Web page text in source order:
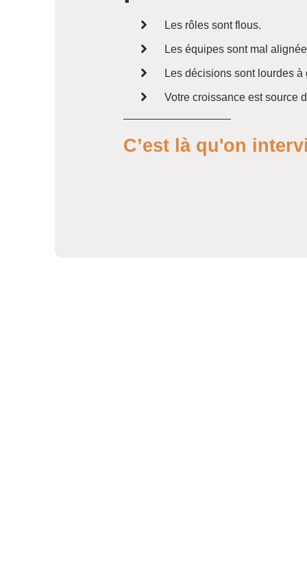
Les rôles sont flous.
Les équipes sont mal
Les décisions sont lourdes à
Votre croissance est source
C’est là qu'on